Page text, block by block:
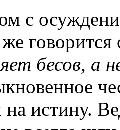
с
говорится
бесов, а
истину.